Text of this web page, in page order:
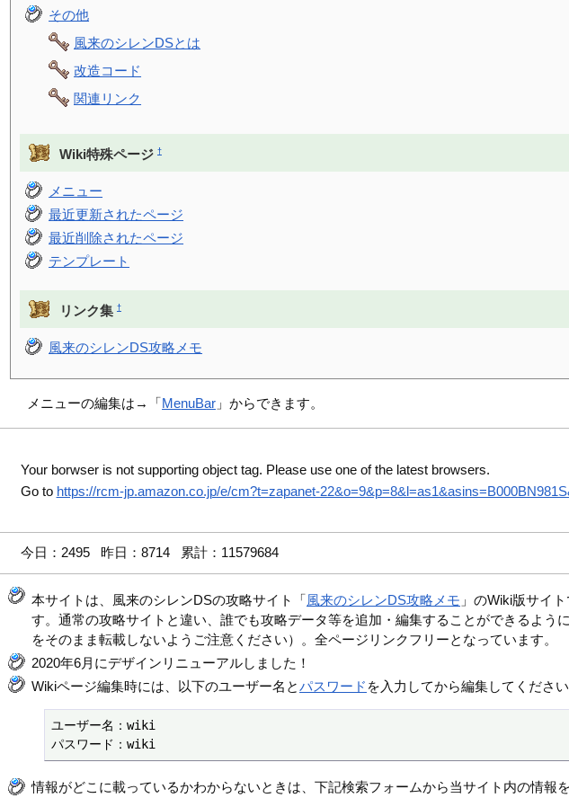
その他
風来のシレンDSとは
改造コード
関連リンク
Wiki特殊ページ †
メニュー
最近更新されたページ
最近削除されたページ
テンプレート
リンク集 †
風来のシレンDS攻略メモ
メニューの編集は→「MenuBar 」からできます。
Your borwser is not supporting object tag. Please use one of the latest browsers.
Go to https://rcm-jp.amazon.co.jp/e/cm?t=zapanet-
今日：2495 昨日：8714 累計：11579684
本サイトは、風来のシレンDSの攻略サイト「風来のシレンDS攻略メモ 」のWiki版サイ
す。通常の攻略サイトと違い、誰でも攻略データ等を追加・編集することができるよ
をそのまま転載しないようご注意ください）。全ページリンクフリーとなっています。
2020年6月にデザインリニューアルしました！
Wikiページ編集時には、以下のユーザー名とパスワード を入力してから編集してください
ユーザー名：wiki
パスワード：wiki
情報がどこに載っているかわからないときは、下記検索フォームから当サイト内の情報